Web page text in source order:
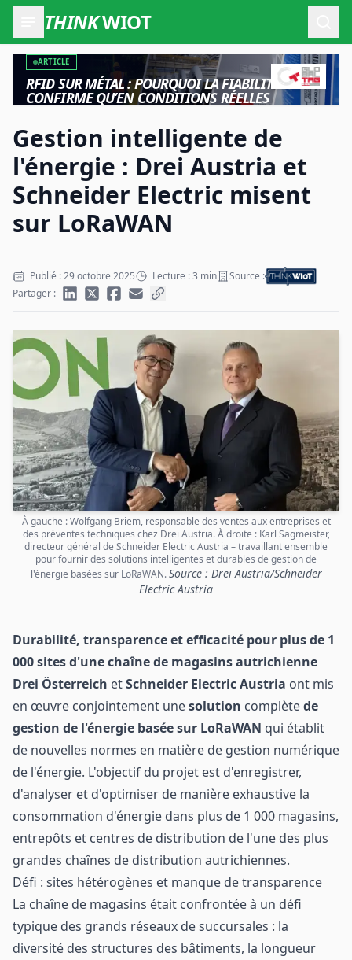
THINKWIOT
ARTICLE
RFID SUR MÉTAL : POURQUOI LA FIABILITÉ NE SE
CONFIRME QU’EN CONDITIONS RÉELLES
Gestion intelligente de
l'énergie : Drei Austria et
Schneider Electric misent
sur LoRaWAN
Publié : 29 octobre 2025 Lecture : 3 min
Source :
Partager :
À gauche : Wolfgang Briem, responsable des ventes aux entreprises et
des préventes techniques chez Drei Austria. À droite : Karl Sagmeister,
directeur général de Schneider Electric Austria – travaillant ensemble
pour fournir des solutions intelligentes et durables de gestion de
l'énergie basées sur LoRaWAN.Source : Drei Austria/Schneider
Electric Austria
Durabilité, transparence et efficacité pour plus de 1
000 sites d'une chaîne de magasins autrichienne
Drei Österreich etSchneider Electric Austria ont mis
en œuvre conjointement unesolution complètede
gestion de l'énergie basée sur LoRaWAN qui établit
de nouvelles normes en matière de gestion numérique
de l'énergie. L'objectif du projet est d'enregistrer,
d'analyser et d'optimiser de manière exhaustive la
consommation d'énergie dans plus de 1 000 magasins,
entrepôts et centres de distribution de l'une des plus
grandes chaînes de distribution autrichiennes.
Défi : sites hétérogènes et manque de transparence
La chaîne de magasins était confrontée à un défi
typique des grands réseaux de succursales : la
diversité des structures des bâtiments, la longueur